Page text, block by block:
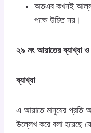
অতএব কখনই
পক্ষে উচিত নয়।
২৯ নং আয়াতের ব্যাখ্যা ও
ব্যাখ্যা
এ আয়াতে মানুষের প্রতি
উল্লেখ করে বলা হয়েছে